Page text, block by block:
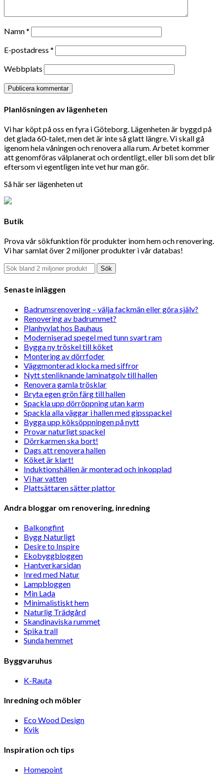
Namn*
E-postadress *
Webbplats
Planlösningen av lägenheten
Vi har köpt på oss en fyra i Göteborg. Lägenheten är byggd på
det glada 60-talet, men det är inte så glatt längre. Vi skall gå
igenom hela våningen och renovera alla rum. Arbetet kommer
att genomföras välplanerat och ordentligt, eller bli som det blir
eftersom vi egentligen inte vet hur man gör.
Så här ser lägenheten ut
Butik
Prova vår sökfunktion för produkter inom hem och renovering.
Vi har samlat över 2 miljoner produkter i vår databas!
Sök
Senaste inläggen
Badrumsrenovering – välja fackmän eller göra själv?
Renovering av badrummet?
Planhyvlat hos Bauhaus
Moderniserad spegel med tunn svart ram
Bygga ny tröskel till köket
Montering av dörrfoder
Väggmonterad klocka med siffror
Nytt stenliknande laminatgolv till hallen
Renovera gamla trösklar
Bryta egen grön färg till hallen
Spackla upp dörröppning utan karm
Spackla alla väggar i hallen med gipsspackel
Bygga upp köksöppningen på nytt
Provar naturligt spackel
Dörrkarmen ska bort!
Dags att renovera hallen
Köket är klart!
Induktionshällen är monterad och inkopplad
Vi har vatten
Plattsättaren sätter plattor
Andra bloggar om renovering, inredning
Balkongfint
Bygg Naturligt
Desire to Inspire
Ekobyggbloggen
Hantverkarsidan
Inred med Natur
Lampbloggen
Min Lada
Minimalistiskt hem
Naturlig Trädgård
Skandinaviska rummet
Spika trall
Sunda hemmet
Byggvaruhus
K-Rauta
Inredning och möbler
Eco Wood Design
Kvik
Inspiration och tips
Homepoint